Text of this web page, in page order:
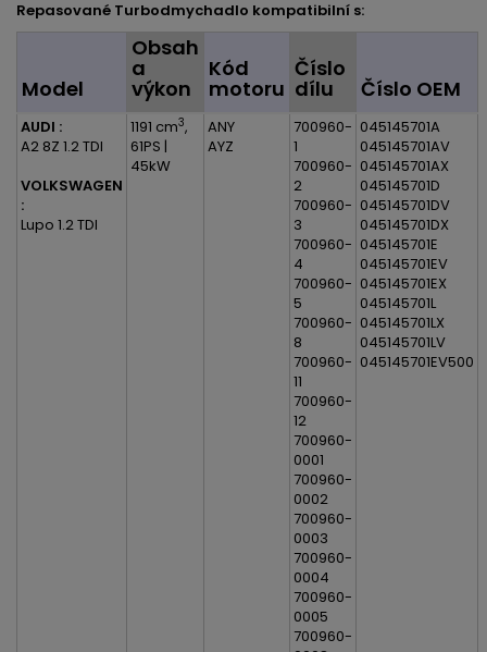
Repasované Turbodmychadlo kompatibilní s:
Model
Obsah
a
výkon
Kód
motoru
Číslo
dílu Číslo OEM
AUDI :
A2 8Z 1.2 TDI
VOLKSWAGEN
:
Lupo 1.2 TDI
1191 cm3,
61PS |
45kW
ANY
AYZ
700960-
1
700960-
2
700960-
3
700960-
4
700960-
5
700960-
8
700960-
11
700960-
12
700960-
0001
700960-
0002
700960-
0003
700960-
0004
700960-
0005
700960-
045145701A
045145701AV
045145701AX
045145701D
045145701DV
045145701DX
045145701E
045145701EV
045145701EX
045145701L
045145701LX
045145701LV
045145701EV500